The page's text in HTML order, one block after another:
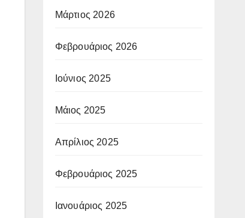
Μάρτιος 2026
Φεβρουάριος 2026
Ιούνιος 2025
Μάιος 2025
Απρίλιος 2025
Φεβρουάριος 2025
Ιανουάριος 2025